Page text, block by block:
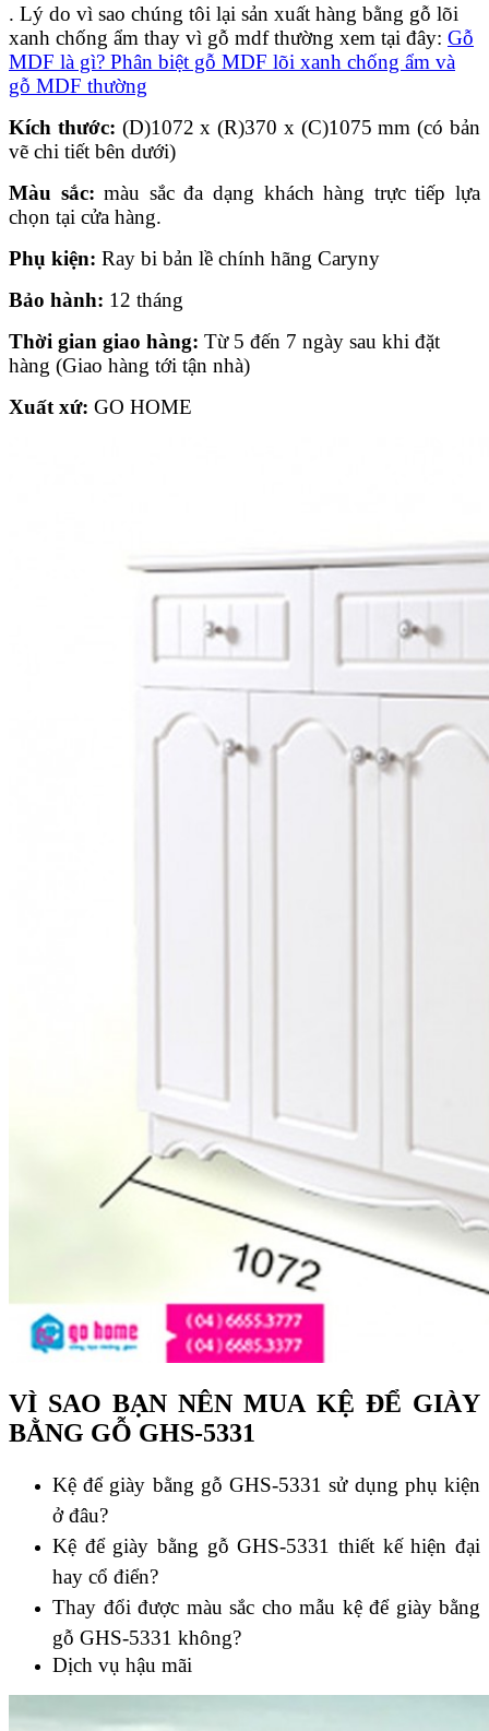
. Lý do vì sao chúng tôi lại sản xuất hàng bằng gỗ lõi
xanh chống ẩm thay vì gỗ mdf thường xem tại đây: Gỗ
MDF là gì? Phân biệt gỗ MDF lõi xanh chống ẩm và
gỗ MDF thường
Kích thước: (D)1072 x (R)370 x (C)1075 mm (có bản
vẽ chi tiết bên dưới)
Màu sắc:màu sắc đa dạng khách hàng trực tiếp lựa
chọn tại cửa hàng.
Phụ kiện: Ray bi bản lề chính hãng Caryny
Bảo hành: 12 tháng
Thời gian giao hàng: Từ 5 đến 7 ngày sau khi đặt
hàng (Giao hàng tới tận nhà)
Xuất xứ: GO HOME
VÌ SAO BẠN NÊN MUA KỆ ĐỂ GIÀY
BẰNG GỖ GHS-5331
Kệ để giày bằng gỗ GHS-5331 sử dụng phụ kiện
ở đâu?
Kệ để giày bằng gỗ GHS-5331 thiết kế hiện đại
hay cổ điển?
Thay đổi được màu sắc cho mẫu kệ để giày bằng
gỗ GHS-5331 không?
Dịch vụ hậu mãi